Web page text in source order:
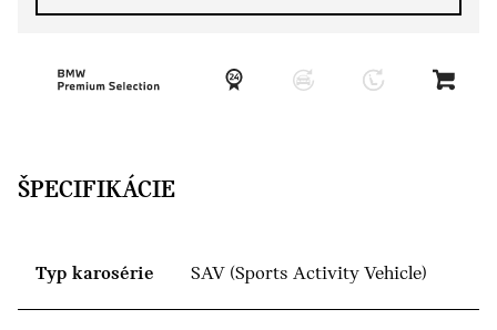
ŠPECIFIKÁCIE
Typ karosérie SAV (Sports Activity Vehicle)